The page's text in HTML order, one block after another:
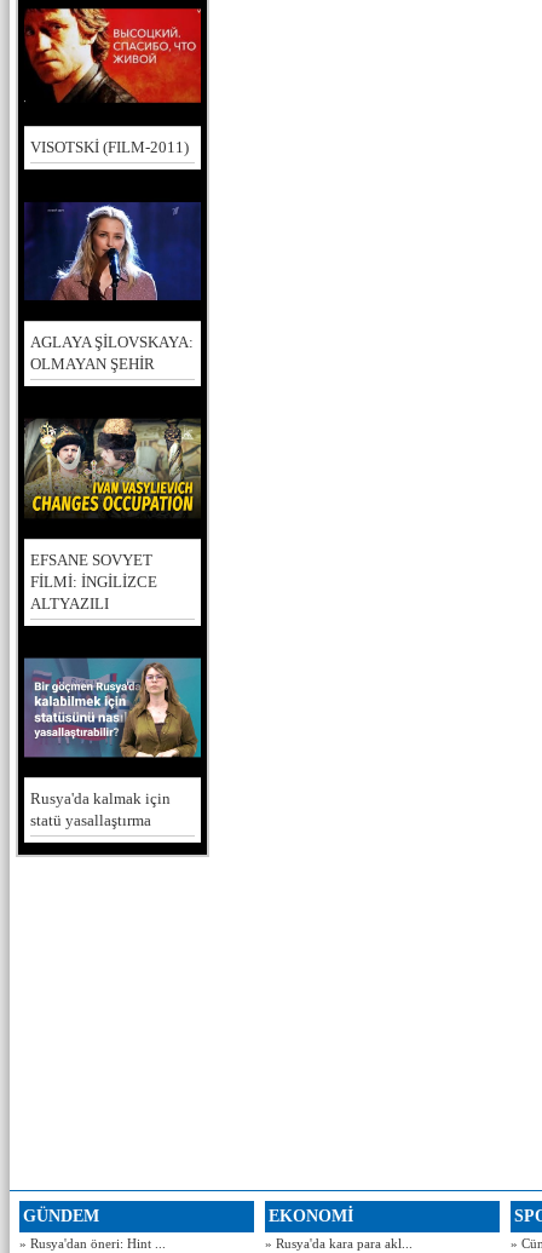
VISOTSKİ (FILM-2011)
AGLAYA ŞİLOVSKAYA:
OLMAYAN ŞEHİR
EFSANE SOVYET
FİLMİ: İNGİLİZCE
ALTYAZILI
Rusya'da kalmak için
statü yasallaştırma
GÜNDEM
» Rusya'dan öneri: Hint ...
EKONOMİ
» Rusya'da kara para akl...
»